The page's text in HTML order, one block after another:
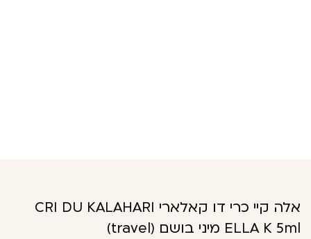
אלה קיי כרי דו קאלארי CRI DU KALAHARI
ELLA K 5ml מיני בושם (travel)